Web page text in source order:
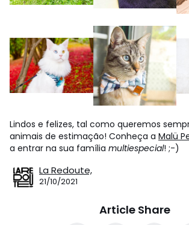
Lindos e felizes, tal como queremos
animais de estimação! Conheça a Malü
a entrar na sua família multiespecial! ;-)
La Redoute,
21/10/2021
Article Share